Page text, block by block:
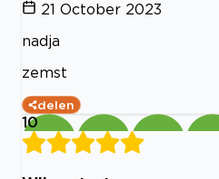
21 October 2023
nadja
zemst
delen
10